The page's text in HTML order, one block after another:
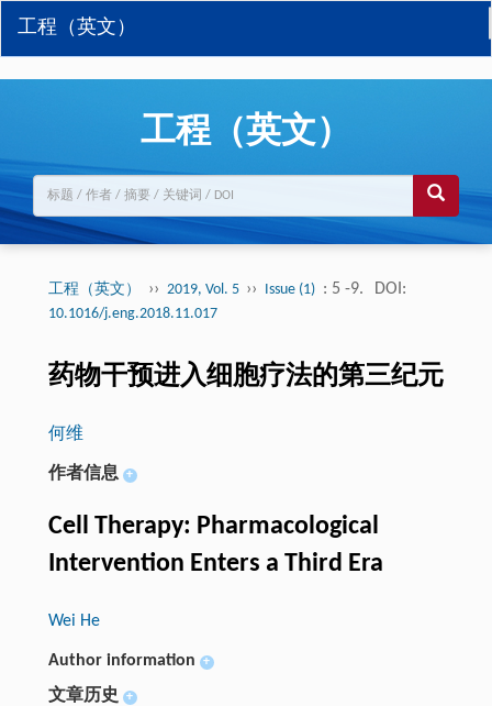
工程（英文）
工程（英文）
工程（英文） ›› 2019, Vol. 5 ›› Issue (1) : 5 -9. DOI:
10.1016/j.eng.2018.11.017
药物干预进入细胞疗法的第三纪元
何维
作者信息 +
Cell Therapy: Pharmacological
Intervention Enters a Third Era
Wei He
Author information +
文章历史 +